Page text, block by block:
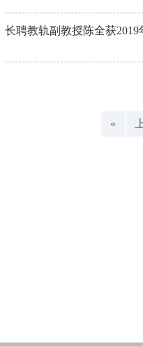
长聘教轨副教授陈全获
«